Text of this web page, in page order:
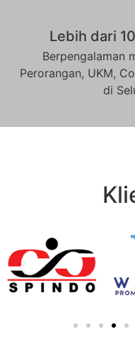
Lebih dari
Berpengalaman
Perorangan, UKM,
di